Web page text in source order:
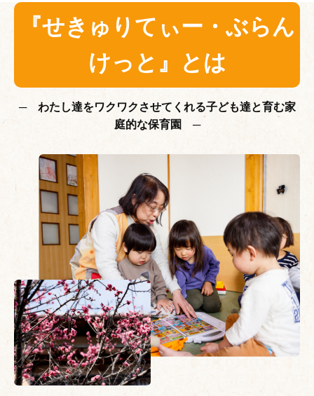
『せきゅりてぃー・ぶらん
けっと』とは
─ わたし達をワクワクさせてくれる子ども達と育む家
庭的な保育園 ─